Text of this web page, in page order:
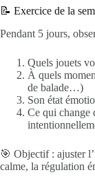
📝 Exercice de la
Pendant 5 jours,
Quels jouets
À quels
de balade…)
Son état
Ce qui change
🎯 Objectif : ajuster
calme, la régulation